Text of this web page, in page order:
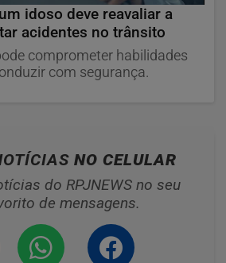
idoso deve reavaliar a
acidentes no trânsito
comprometer habilidades
com segurança.
NO CELULAR
do RPJNEWS no seu
de mensagens.